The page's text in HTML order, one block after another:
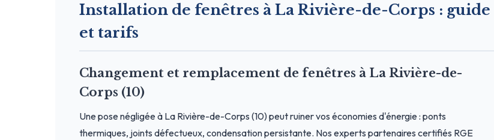
Installation de fenêtres à La Rivière-de-Corps : guide
et tarifs
Changement et remplacement de fenêtres à La Rivière-de-
Corps (10)
Une pose négligée à La Rivière-de-Corps (10) peut ruiner vos économies d'énergie : ponts
thermiques, joints défectueux, condensation persistante. Nos experts partenaires certifiés RGE